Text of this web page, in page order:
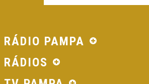
RÁDIO PAMPA
RÁDIOS